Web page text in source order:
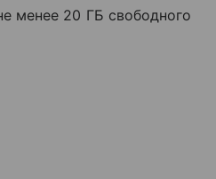
менее 20 ГБ свободного